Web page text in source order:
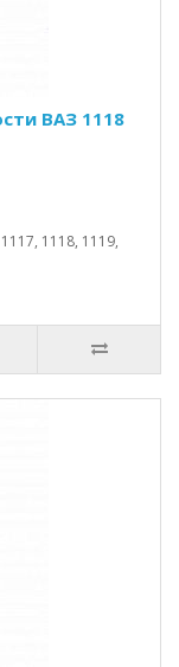
ВАЗ 1118
1118, 1119,